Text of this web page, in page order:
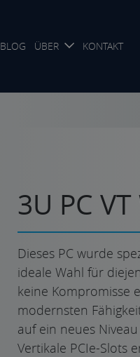
BLOG ÜBER KONTAKT
3U PC
Dieses PC wurde
ideale Wahl für
keine Kompromisse
modernsten
auf ein neues Niveau
Vertikale PCIe-Slots